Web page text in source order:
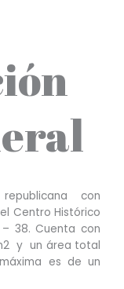
con
Centro Histórico
38. Cuenta con
y un área total
es de un